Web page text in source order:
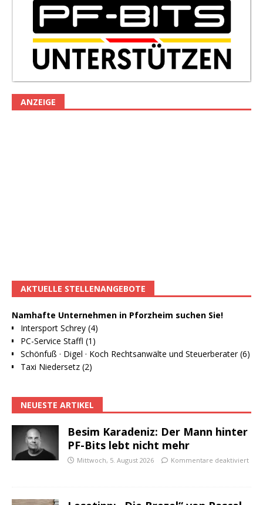
ANZEIGE
AKTUELLE STELLENANGEBOTE
Namhafte Unternehmen in Pforzheim suchen Sie!
Intersport Schrey (4)
PC-Service Staffl (1)
Schönfuß · Digel · Koch Rechtsanwälte und Steuerberater (6)
Taxi Niedersetz (2)
NEUESTE ARTIKEL
Besim Karadeniz: Der Mann hinter
PF-Bits lebt nicht mehr
Mittwoch, 5. August 2026 Kommentare deaktiviert